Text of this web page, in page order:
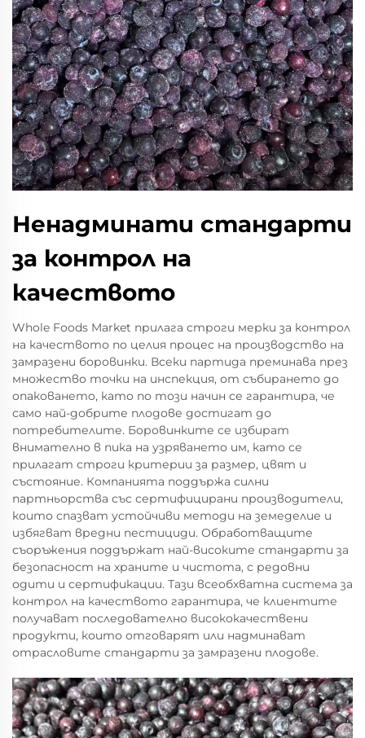
Ненадминати стандарти
за контрол на
качеството
Whole Foods Market прилага строги мерки за контрол
на качеството по целия процес на производство на
замразени боровинки. Всеки партида преминава през
множество точки на инспекция, от събирането до
опаковането, като по този начин се гарантира, че
само най-добрите плодове достигат до
потребителите. Боровинките се избират
внимателно в пика на узряването им, като се
прилагат строги критерии за размер, цвят и
състояние. Компанията поддържа силни
партньорства със сертифицирани производители,
които спазват устойчиви методи на земеделие и
избягват вредни пестициди. Обработващите
съоръжения поддържат най-високите стандарти за
безопасност на храните и чистота, с редовни
одити и сертификации. Тази всеобхватна система за
контрол на качеството гарантира, че клиентите
получават последователно висококачествени
продукти, които отговарят или надминават
отрасловите стандарти за замразени плодове.